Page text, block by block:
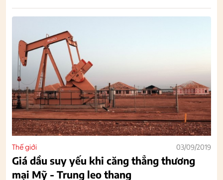
Thế giới 03/09/2019
Giá dầu suy yếu khi căng thẳng thương
mại Mỹ - Trung leo thang